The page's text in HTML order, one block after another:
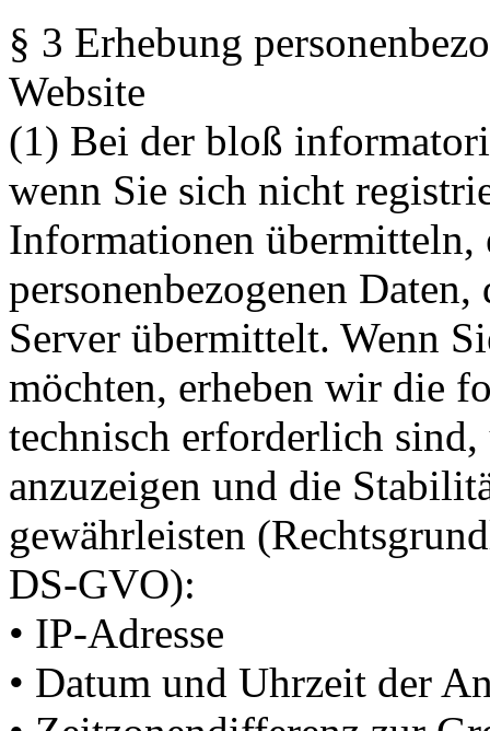
§ 3 Erhebung
Website
(1) Bei der bloß
wenn Sie sich nicht
Informationen übermitteln,
personenbezogenen
Server übermittelt. Wenn
möchten, erheben wir die
technisch erforderlich sind,
anzuzeigen und die
gewährleisten
DS-GVO):
• IP-Adresse
• Datum und Uhrzeit der